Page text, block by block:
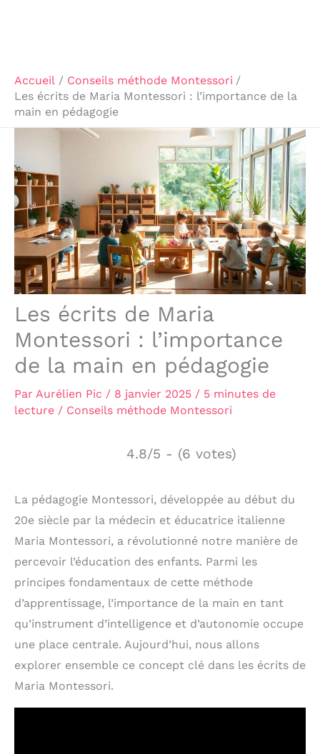
Accueil
Conseils méthode Montessori
Les écrits de Maria Montessori : l’importance de la
main en pédagogie
Les écrits de Maria
Montessori : l’importance
de la main en pédagogie
Par Aurélien Pic / 8 janvier 2025 / 5 minutes de
lecture / Conseils méthode Montessori
4.8/5 - (6 votes)
La pédagogie Montessori, développée au début du
20e siècle par la médecin et éducatrice italienne
Maria Montessori, a révolutionné notre manière de
percevoir l’éducation des enfants. Parmi les
principes fondamentaux de cette méthode
d’apprentissage, l’importance de la main en tant
qu’instrument d’intelligence et d’autonomie occupe
une place centrale. Aujourd’hui, nous allons
explorer ensemble ce concept clé dans les écrits de
Maria Montessori.